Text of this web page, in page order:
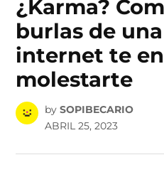
¿Karma?
burlas de
internet te
molestarte
by SOPIBECARIO
ABRIL 25, 2023